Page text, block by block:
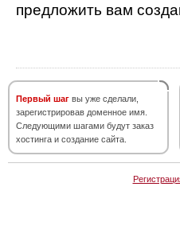
предложить вам
Первый шаг вы уже сделали,
зарегистрировав доменное имя.
Следующими шагами будут заказ
хостинга и создание сайта.